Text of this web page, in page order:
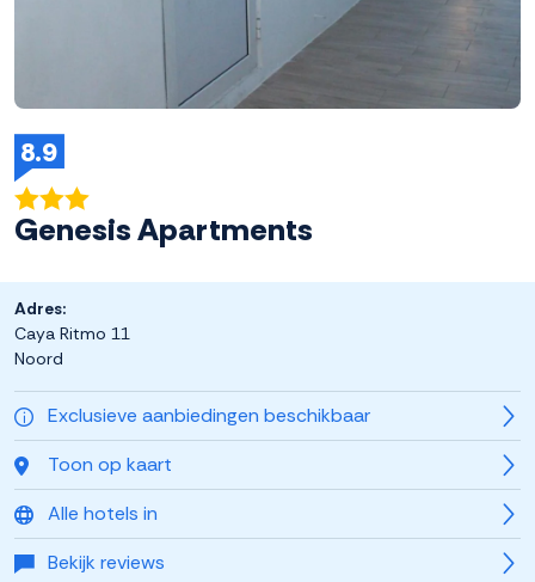
8.9
Genesis Apartments
Exclusieve aanbiedingen beschikbaar
Toon op kaart
Alle hotels in
Bekijk reviews
Adres:
Caya Ritmo 11
Noord